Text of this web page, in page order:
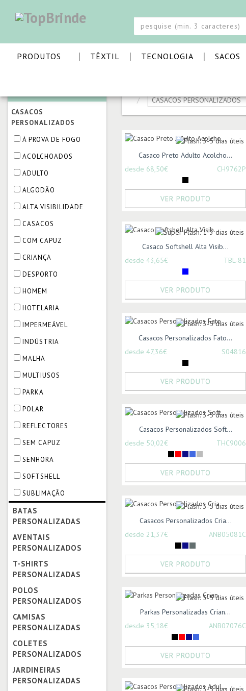
PRODUTOS | TÊXTIL | TECNOLOGIA | SACOS
CASACOS
PERSONALIZADOS
À PROVA DE FOGO
ACOLCHOADOS
ADULTO
ALGODÃO
ALTA VISIBILIDADE
CASACOS
COM CAPUZ
CRIANÇA
DESPORTO
HOMEM
HOTELARIA
IMPERMEÁVEL
INDÚSTRIA
MALHA
MULTIUSOS
PARKA
POLAR
REFLECTORES
SEM CAPUZ
SENHORA
SOFTSHELL
SUBLIMAÇÃO
BATAS
PERSONALIZADAS
AVENTAIS
PERSONALIZADOS
T-SHIRTS
PERSONALIZADAS
POLOS
PERSONALIZADOS
CAMISAS
PERSONALIZADAS
COLETES
PERSONALIZADOS
JARDINEIRAS
PERSONALIZADAS
Casaco Preto Adulto Acolcho...
desde 68,50€
CH9762P
VER PRODUTO
Casaco Softshell Alta Visib...
desde 43,65€
TBL-81
VER PRODUTO
Casacos Personalizados Fato...
desde 47,36€
S04816
VER PRODUTO
Casacos Personalizados Soft...
desde 50,02€
THC9006
VER PRODUTO
Casacos Personalizados Cria...
desde 21,37€
ANB05081C
VER PRODUTO
Parkas Personalizadas Crian...
desde 35,18€
ANB07076C
VER PRODUTO